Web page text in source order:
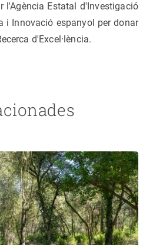
l'Agència Estatal d'Investigació
i Innovació espanyol per donar
d'Excel·lència.